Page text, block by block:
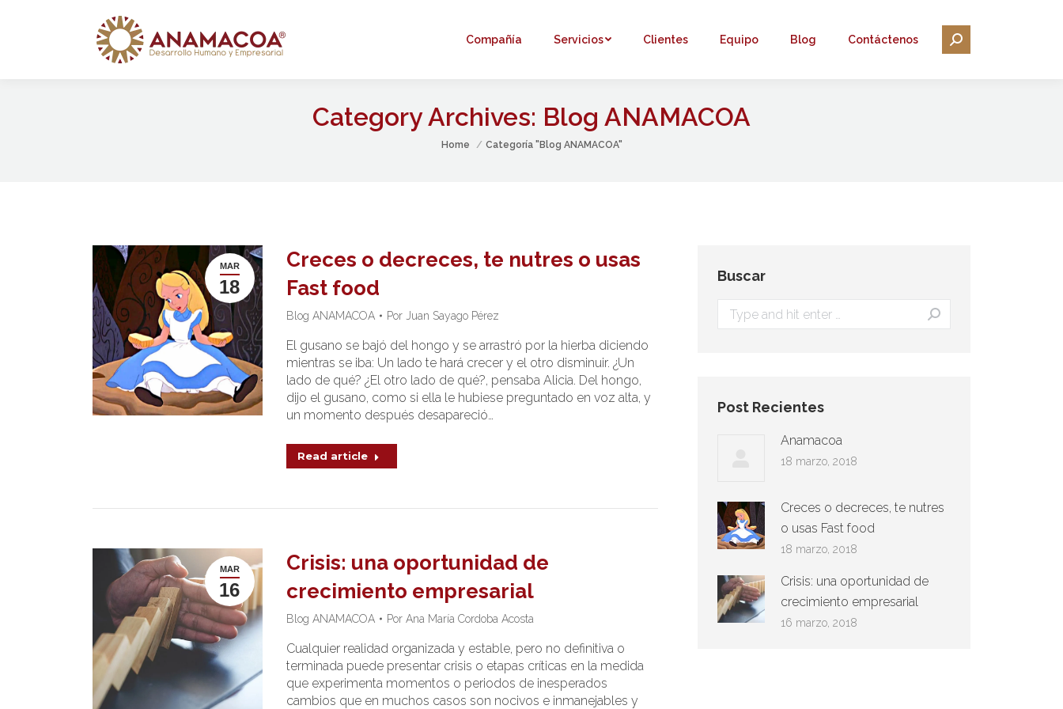
Compañía Servicios Clientes Equipo Blog Contáctenos Search:
Category Archives: Blog ANAMACOA
You are here:
Home Categoría "Blog ANAMACOA"
MAR
18
Creces o decreces, te nutres o usas
Fast food
Blog ANAMACOA Por Juan Sayago Pérez
El gusano se bajó del hongo y se arrastró por la hierba diciendo
mientras se iba: Un lado te hará crecer y el otro disminuir. ¿Un
lado de qué? ¿El otro lado de qué?, pensaba Alicia. Del hongo,
dijo el gusano, como si ella le hubiese preguntado en voz alta, y
un momento después desapareció…
Read article
MAR
16
Crisis: una oportunidad de
crecimiento empresarial
Blog ANAMACOA Por Ana María Cordoba Acosta
Cualquier realidad organizada y estable, pero no definitiva o
terminada puede presentar crisis o etapas críticas en la medida
que experimenta momentos o periodos de inesperados
cambios que en muchos casos son nocivos e inmanejables y
Buscar
Search:
Post Recientes
Anamacoa
18 marzo, 2018
Creces o decreces, te nutres
o usas Fast food
18 marzo, 2018
Crisis: una oportunidad de
crecimiento empresarial
16 marzo, 2018